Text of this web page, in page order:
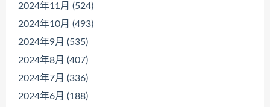
2024年11月 (524)
2024年10月 (493)
2024年9月 (535)
2024年8月 (407)
2024年7月 (336)
2024年6月 (188)